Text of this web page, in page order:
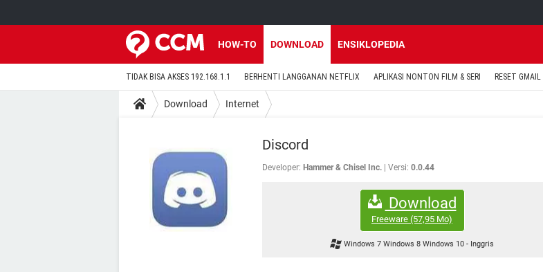
HOW-TO DOWNLOAD ENSIKLOPEDIA
TIDAK BISA AKSES 192.168.1.1 BERHENTI LANGGANAN NETFLIX APLIKASI NONTON FILM & SERI RESET GMAIL
Download Internet
Discord
Developer: Hammer & Chisel Inc. Versi: 0.0.44
Download
Freeware (57,95 Mo)
Windows 7 Windows 8 Windows 10- Inggris